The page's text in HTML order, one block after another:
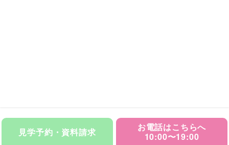
見学予約・資料請求
お電話はこちらへ
10:00〜19:00